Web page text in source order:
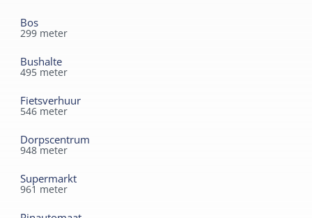
Sanitair
Separaat toilet
Bos
299 meter
Bushalte
495 meter
Fietsverhuur
546 meter
Dorpscentrum
948 meter
Supermarkt
961 meter